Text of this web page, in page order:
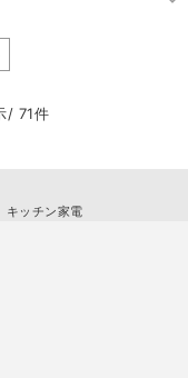
/ 71件
キッチン家電